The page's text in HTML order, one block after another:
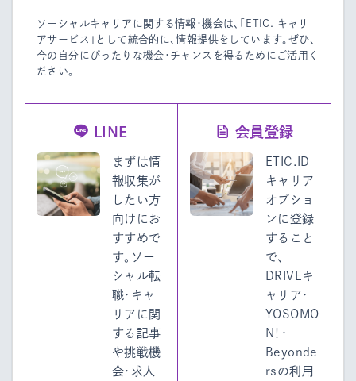
ソーシャルキャリアに関する情報・機会は、「ETIC. キャリ
アサービス」として統合的に、情報提供をしています。 ぜひ、
今の自分にぴったりな機会・チャンスを得るためにご活用く
ださい。
LINE
まずは情
報収集が
したい方
向けにお
すすめで
す。ソー
シャル転
職・キャ
リアに関
する記事
や挑戦機
会・求人
会員登録
ETIC.ID
キャリア
オプショ
ンに登録
すること
で、
DRIVEキ
ャリア・
YOSOMO
N！・
Beyonde
rsの利用